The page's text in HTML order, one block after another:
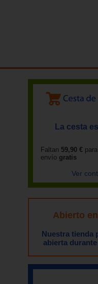
La cesta
Faltan 59,90 €
envío gratis
Ver
Abierto
Nuestra tienda
abierta